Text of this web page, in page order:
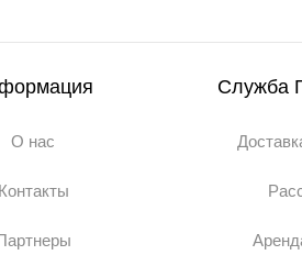
О нас
Контакты
Служба